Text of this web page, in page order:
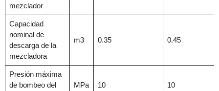
mezclador
Capacidad
nominal de
descarga de la
mezcladora
m3 0.35 0.45
Presión máxima
de bombeo del
MPa 10 10